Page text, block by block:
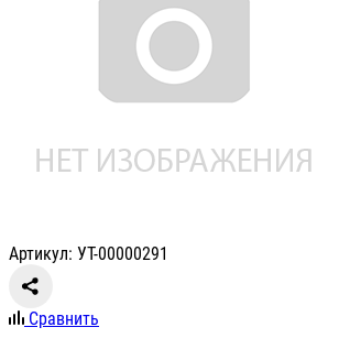
Артикул: УТ-00000291
Сравнить